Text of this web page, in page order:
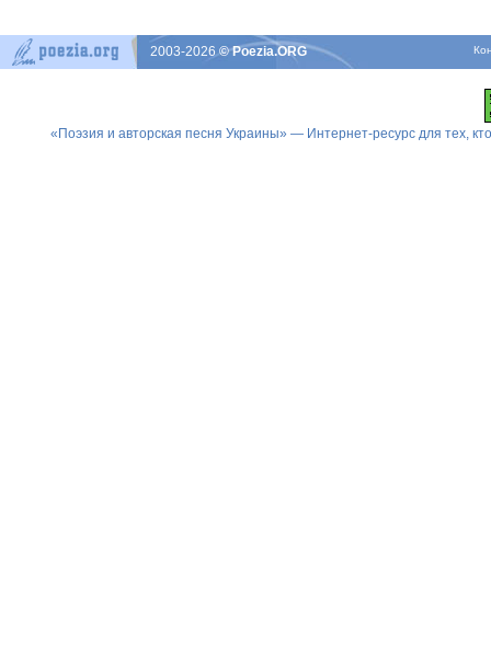
2003-2026© Poezia.ORG
«Поэзия и авторская песня Украины» — Интернет-ресурс для тех,